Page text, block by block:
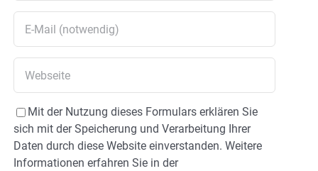
Mit der Nutzung dieses Formulars erklären Sie
sich mit der Speicherung und Verarbeitung Ihrer
Daten durch diese Website einverstanden. Weitere
Informationen erfahren Sie in der